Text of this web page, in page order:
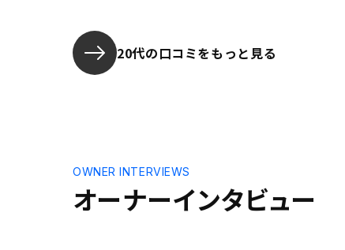
20代の口コミをもっと見る
オーナーインタビュー
OWNER INTERVIEWS